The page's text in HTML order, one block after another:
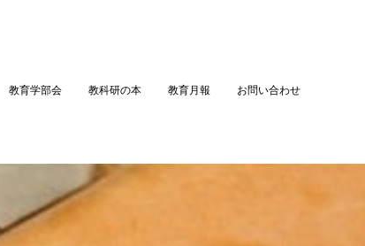
教育学部会 教科研の本 教育月報 お問い合わせ